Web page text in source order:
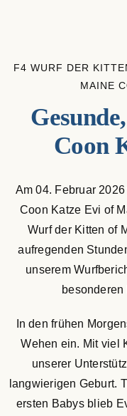
F4 WURF DER
MAINE
Coon
Am 04. Februar
Coon Katze Evi of
Wurf der Kitten of
aufregenden
unserem
In den frühen
Wehen ein. Mit viel
unserer
langwierigen Geburt.
ersten Babys blieb